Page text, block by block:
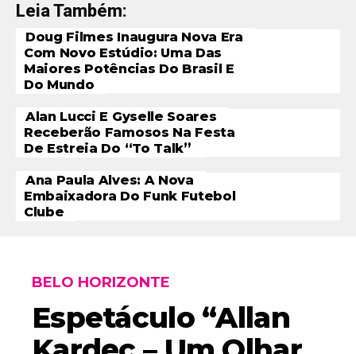
Leia Também:
Doug Filmes Inaugura Nova Era
Com Novo Estúdio: Uma Das
Maiores Potências Do Brasil E
Do Mundo
Alan Lucci E Gyselle Soares
Receberão Famosos Na Festa
De Estreia Do “To Talk”
Ana Paula Alves: A Nova
Embaixadora Do Funk Futebol
Clube
BELO HORIZONTE
Espetáculo “Allan